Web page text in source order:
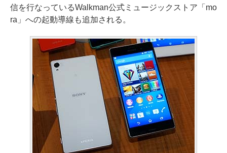
信を行なっているWalkman公式ミュージックストア「mo
ra」への起動導線も追加される。